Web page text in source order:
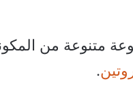
متنوعة من
.